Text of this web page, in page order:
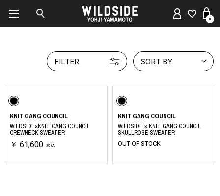
0
FILTER SORT BY
KNIT GANG COUNCIL
WILDSIDE×KNIT GANG COUNCIL
CREWNECK SWEATER
￥ 61,600 税込
KNIT GANG COUNCIL
WILDSIDE × KNIT GANG COUNCIL
SKULLROSE SWEATER
OUT OF STOCK